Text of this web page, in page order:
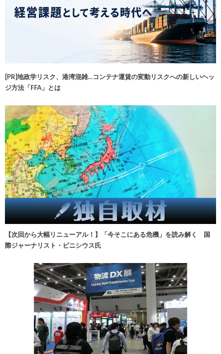
[PR]地政学リスク、港湾混雑…コンテナ運賃の変動リスクへの新しいヘッ
ジ方法「FFA」とは
【次回から大幅リニューアル！】「今そこにある危機」を読み解く 国
際ジャーナリスト・ビニシウス氏